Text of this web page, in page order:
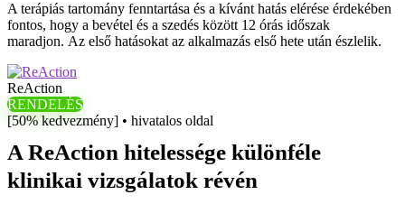
A terápiás tartomány fenntartása és a kívánt hatás elérése érdekében
fontos, hogy a bevétel és a szedés között 12 órás időszak
maradjon. Az első hatásokat az alkalmazás első hete után észlelik.
ReAction
RENDELÉS
[50% kedvezmény] • hivatalos oldal
A ReAction hitelessége különféle
klinikai vizsgálatok révén